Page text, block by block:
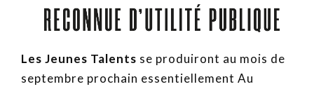
Les Jeunes Talents se produiront au mois de
septembre prochain essentiellement Au